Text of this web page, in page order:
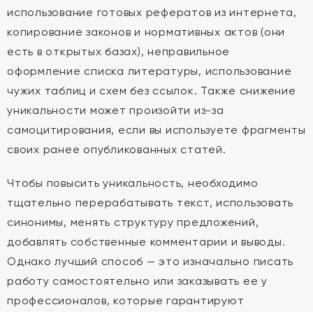
использование готовых рефератов из интернета,
копирование законов и нормативных актов (они
есть в открытых базах), неправильное
оформление списка литературы, использование
чужих таблиц и схем без ссылок. Также снижение
уникальности может произойти из-за
самоцитирования, если вы используете фрагменты
своих ранее опубликованных статей.
Чтобы повысить уникальность, необходимо
тщательно перерабатывать текст, использовать
синонимы, менять структуру предложений,
добавлять собственные комментарии и выводы.
Однако лучший способ — это изначально писать
работу самостоятельно или заказывать ее у
профессионалов, которые гарантируют